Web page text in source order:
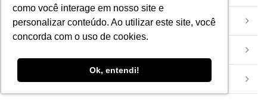
como você interage em nosso site e
personalizar conteúdo. Ao utilizar este site, você
concorda com o uso de cookies.
Ok, entendi!
Insurtech
Mundo